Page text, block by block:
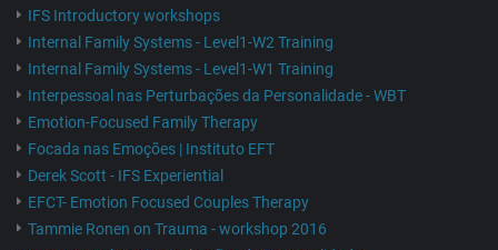
IFS Introductory workshops
Internal Family Systems - Level1-W2 Training
Internal Family Systems - Level1-W1 Training
Interpessoal nas Perturbações da Personalidade - WBT
Emotion-Focused Family Therapy
Focada nas Emoções | Instituto EFT
Derek Scott - IFS Experiential
EFCT- Emotion Focused Couples Therapy
Tammie Ronen on Trauma - workshop 2016